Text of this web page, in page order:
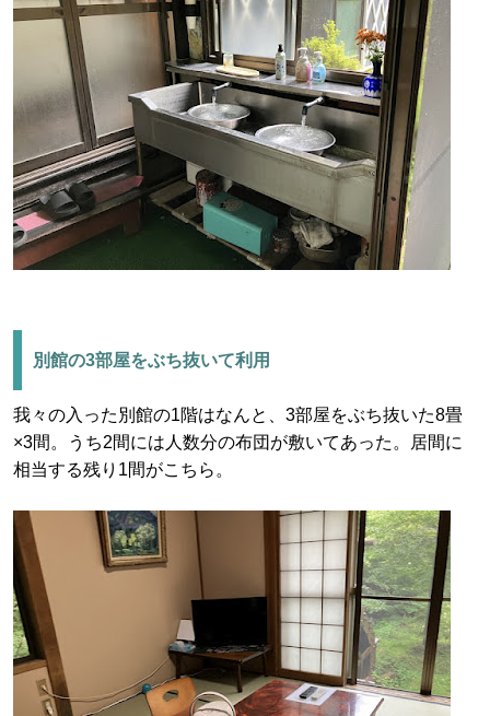
別館の3部屋をぶち抜いて利用
我々の入った別館の1階はなんと、3部屋をぶち抜いた8畳
×3間。うち2間には人数分の布団が敷いてあった。居間に
相当する残り1間がこちら。